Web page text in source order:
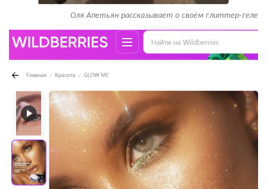
Оля Апетьян рассказывает о своём глиттер-геле